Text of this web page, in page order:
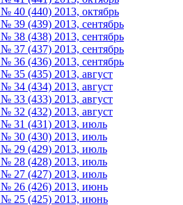
40 (440) 2013, октябрь
39 (439) 2013, сентябрь
38 (438) 2013, сентябрь
37 (437) 2013, сентябрь
36 (436) 2013, сентябрь
35 (435) 2013, август
34 (434) 2013, август
33 (433) 2013, август
32 (432) 2013, август
№ 31 (431) 2013, июль
№ 30 (430) 2013, июль
№ 29 (429) 2013, июль
№ 28 (428) 2013, июль
№ 27 (427) 2013, июль
№ 26 (426) 2013, июнь
№ 25 (425) 2013, июнь